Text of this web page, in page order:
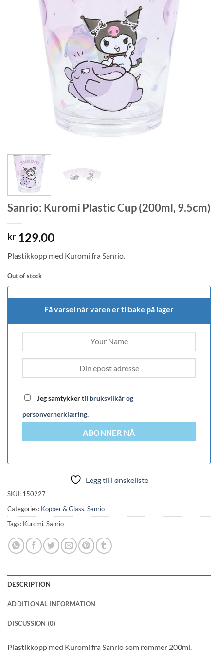
Sanrio: Kuromi Plastic Cup (200ml, 9.5cm)
kr 129.00
Plastikkopp med Kuromi fra Sanrio.
Out of stock
Få varsel når varen er tilbake på lager
Jeg samtykker til bruksvilkår og
personvernerklæring.
ABONNER NÅ
Legg til i ønskeliste
SKU: 150227
Categories: Kopper & Glass, Sanrio
Tags: Kuromi, Sanrio
DESCRIPTION
ADDITIONAL INFORMATION
DISCUSSION (0)
Plastikkopp med Kuromi fra Sanrio som rommer 200ml.